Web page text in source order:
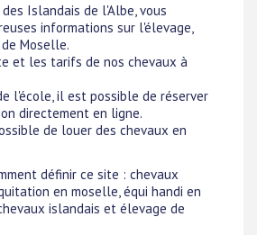
Islandais de l'Albe, vous
informations sur l'élevage,
Moselle.
et les tarifs de nos chevaux à
l'école, il est possible de réserver
directement en ligne.
de louer des chevaux en
définir ce site : chevaux
en moselle, équi handi en
islandais et élevage de